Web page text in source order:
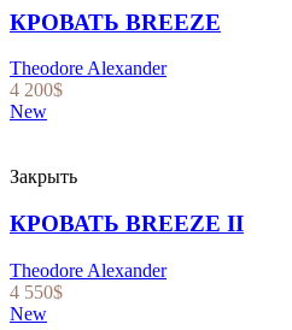
КРОВАТЬ BREEZE
Theodore Alexander
4 200$
New
Закрыть
КРОВАТЬ BREEZE II
Theodore Alexander
4 550$
New